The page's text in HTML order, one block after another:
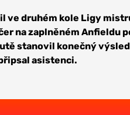
ve druhém kole Ligy
na zaplněném Anfieldu
stanovil konečný
asistenci.